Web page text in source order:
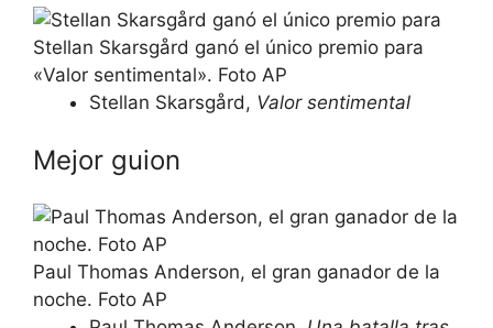
Stellan Skarsgård ganó el único premio para
«Valor sentimental». Foto AP
Stellan Skarsgård, Valor sentimental
Mejor guion
Paul Thomas Anderson, el gran ganador de la
noche. Foto AP